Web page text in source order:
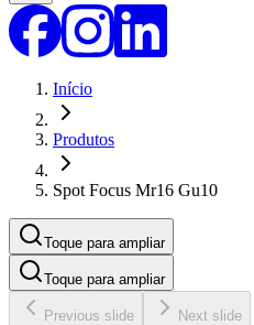
Início
Produtos
Spot Focus Mr16 Gu10
Toque para ampliar
Toque para ampliar
Previous slide Next slide